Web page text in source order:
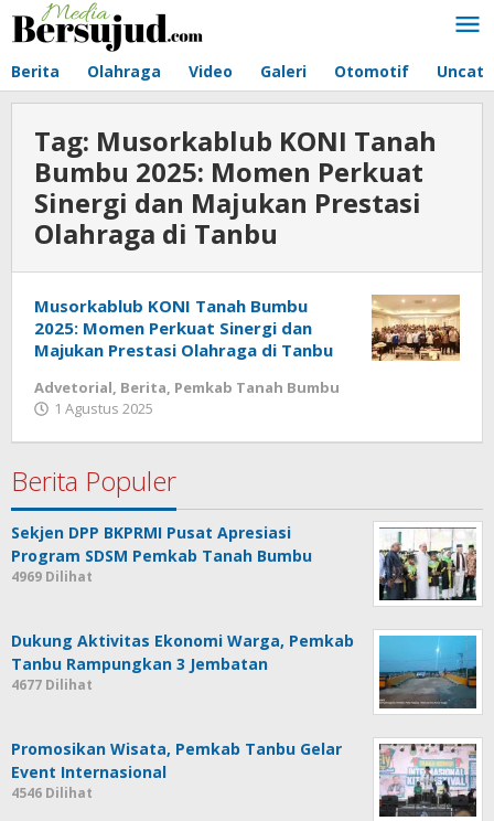
Lewati
Berita Olahraga Video Galeri Otomotif
Tag: Musorkablub KONI Tanah
Bumbu 2025: Momen Perkuat
Sinergi dan Majukan Prestasi
Olahraga di Tanbu
Musorkablub KONI Tanah Bumbu
2025: Momen Perkuat Sinergi dan
Majukan Prestasi Olahraga di Tanbu
Advetorial, Berita, Pemkab Tanah Bumbu
1 Agustus 2025
Berita Populer
Sekjen DPP BKPRMI Pusat Apresiasi
Program SDSM Pemkab Tanah Bumbu
4969 Dilihat
Dukung Aktivitas Ekonomi Warga, Pemkab
Tanbu Rampungkan 3 Jembatan
4677 Dilihat
Promosikan Wisata, Pemkab Tanbu Gelar
Event Internasional
4546 Dilihat